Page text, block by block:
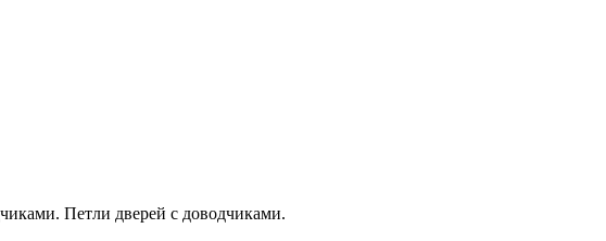
Петли дверей с доводчиками.